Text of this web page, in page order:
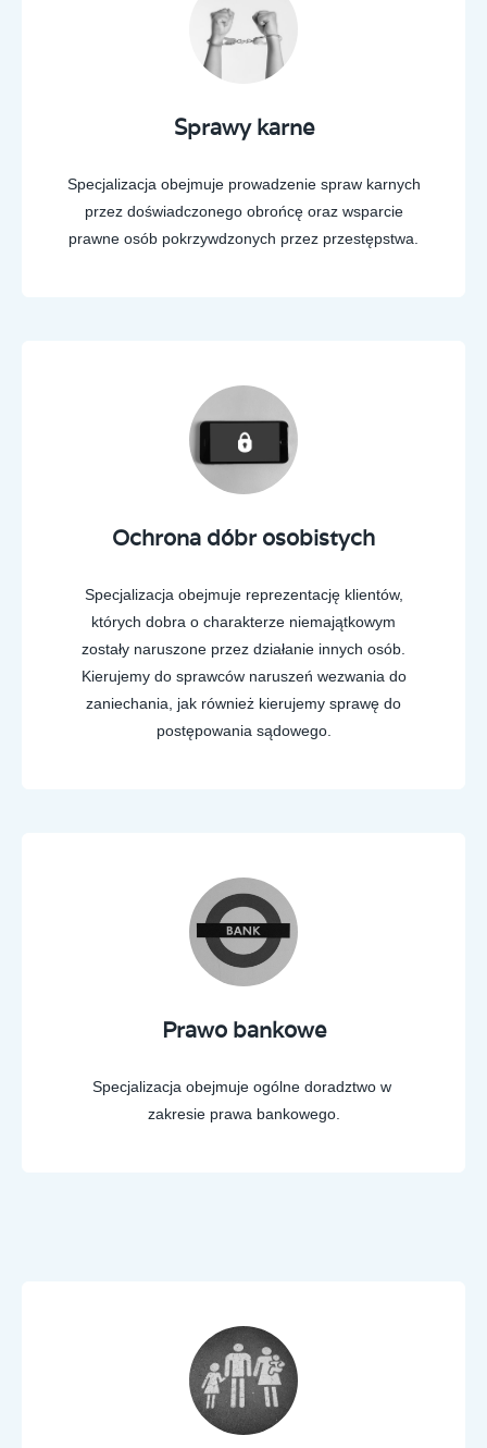
Sprawy karne
Specjalizacja obejmuje prowadzenie spraw karnych
przez doświadczonego obrońcę oraz wsparcie
prawne osób pokrzywdzonych przez przestępstwa.
Ochrona dóbr osobistych
Specjalizacja obejmuje reprezentację klientów,
których dobra o charakterze niemajątkowym
zostały naruszone przez działanie innych osób.
Kierujemy do sprawców naruszeń wezwania do
zaniechania, jak również kierujemy sprawę do
postępowania sądowego.
Prawo bankowe
Specjalizacja obejmuje ogólne doradztwo w
zakresie prawa bankowego.